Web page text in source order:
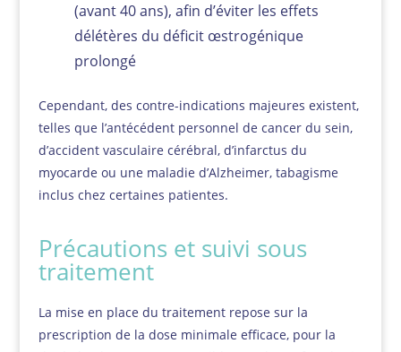
(avant 40 ans), afin d’éviter les effets
délétères du déficit œstrogénique
prolongé
Cependant, des contre-indications majeures existent,
telles que l’antécédent personnel de cancer du sein,
d’accident vasculaire cérébral, d’infarctus du
myocarde ou une maladie d’Alzheimer, tabagisme
inclus chez certaines patientes.
Précautions et suivi sous
traitement
La mise en place du traitement repose sur la
prescription de la dose minimale efficace, pour la